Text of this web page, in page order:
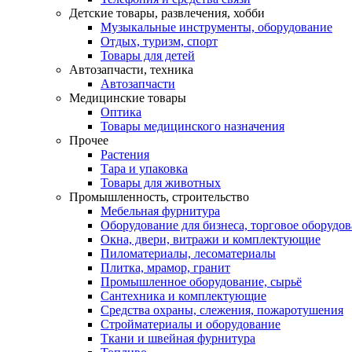
Детские товары, развлечения, хобби
Музыкальные инструменты, оборудование
Отдых, туризм, спорт
Товары для детей
Автозапчасти, техника
Автозапчасти
Медицинские товары
Оптика
Товары медицинского назначения
Прочее
Растения
Тара и упаковка
Товары для животных
Промышленность, строительство
Мебельная фурнитура
Оборудование для бизнеса, торговое
Окна, двери, витражи и комплектующие
Пиломатериалы, лесоматериалы
Плитка, мрамор, гранит
Промышленное оборудование, сырьё
Сантехника и комплектующие
Средства охраны, слежения, пожаротушения
Стройматериалы и оборудование
Ткани и швейная фурнитура